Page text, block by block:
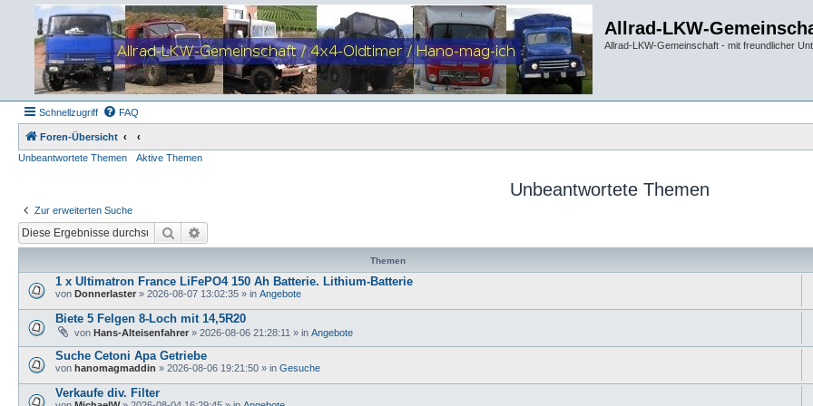
Allrad-LKW-
Allrad-LKW-Gemeinschaft - mit freundlicher
Schnellzugriff FAQ
Foren-Übersicht
Unbeantwortete Themen
Aktive Themen
Unbeantwortete Themen
Zur erweiterten Suche
Suche
Themen
1 x Ultimatron France LiFePO4 150 Ah Batterie. Lithium-Batterie
von Donnerlaster » 2026-08-07 13:02:35 » in Angebote
Biete 5 Felgen 8-Loch mit 14,5R20
von Hans-Alteisenfahrer » 2026-08-06 21:28:11 » in Angebote
Suche Cetoni Apa Getriebe
von hanomagmaddin » 2026-08-06 19:21:50 » in Gesuche
Verkaufe div. Filter